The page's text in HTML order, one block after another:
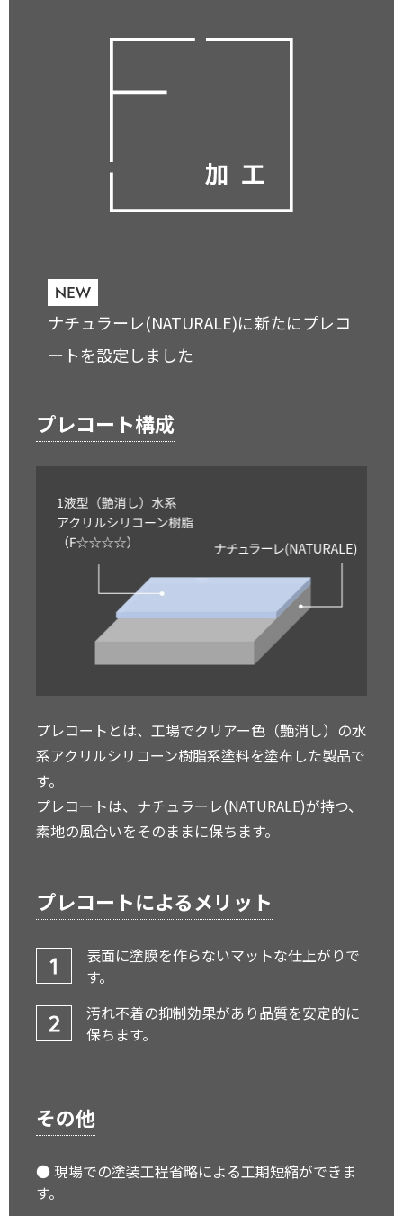
ナチュラーレ(NATURALE)に新たにプレコ
ートを設定しました
プレコート構成
プレコートとは、工場でクリアー色（艶消し）の水
系アクリルシリコーン樹脂系塗料を塗布した製品で
す。
プレコートは、ナチュラーレ(NATURALE)が持つ、
素地の風合いをそのままに保ちます。
プレコートによるメリット
表面に塗膜を作らないマットな仕上がりで
す。
汚れ不着の抑制効果があり品質を安定的に
保ちます。
その他
● 現場での塗装工程省略による工期短縮ができま
す。